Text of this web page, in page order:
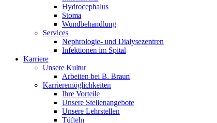
Hydrocephalus
Stoma
Wundbehandlung
Services
Nephrologie- und Dialysezentren
Infektionen im Spital
Karriere
Unsere Kultur
Arbeiten bei B. Braun
Karrieremöglichkeiten
Ihre Vorteile
Unsere Stellenangebote
Unsere Lehrstellen
Tüfteln